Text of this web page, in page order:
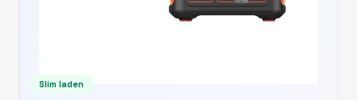
Slim laden